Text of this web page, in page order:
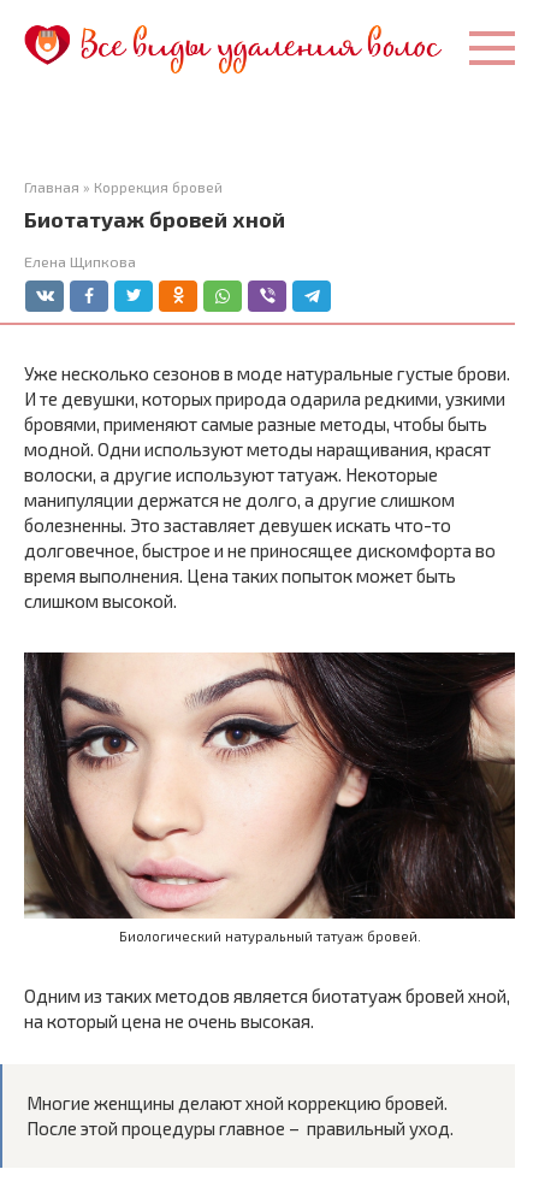
контенту
Главная » Коррекция бровей
Биотатуаж бровей хной
Елена Щипкова
Уже несколько сезонов в моде натуральные густые брови.
И те девушки, которых природа одарила редкими, узкими
бровями, применяют самые разные методы, чтобы быть
модной. Одни используют методы наращивания, красят
волоски, а другие используют татуаж. Некоторые
манипуляции держатся не долго, а другие слишком
болезненны. Это заставляет девушек искать что-то
долговечное, быстрое и не приносящее дискомфорта во
время выполнения. Цена таких попыток может быть
слишком высокой.
Биологический натуральный татуаж бровей.
Одним из таких методов является биотатуаж бровей хной,
на который цена не очень высокая.
Многие женщины делают хной коррекцию бровей.
После этой процедуры главное – правильный уход.